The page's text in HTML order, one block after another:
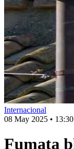
Internacional
08 May 2025 • 13:30
Fumata